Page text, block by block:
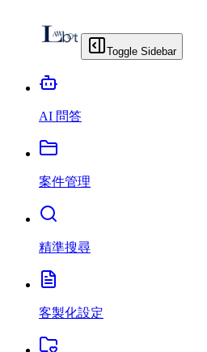
Toggle Sidebar
AI 問答
案件管理
精準搜尋
客製化設定